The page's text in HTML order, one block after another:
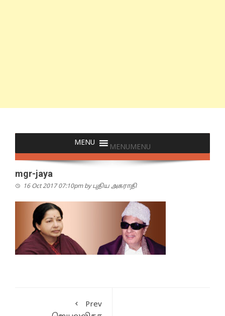
MENUMENU
mgr-jaya
16 Oct 2017 07:10pm byபுதிய அகராதி
Prev